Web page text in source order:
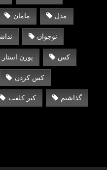
مامان مدل
نوجوان
پورن استار کس
کس کردن
کیر کلفت گذاشتم